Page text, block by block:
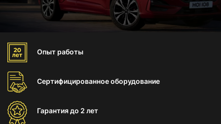
Опыт работы
Сертифицированноеоборудование
Гарантиядо 2 лет